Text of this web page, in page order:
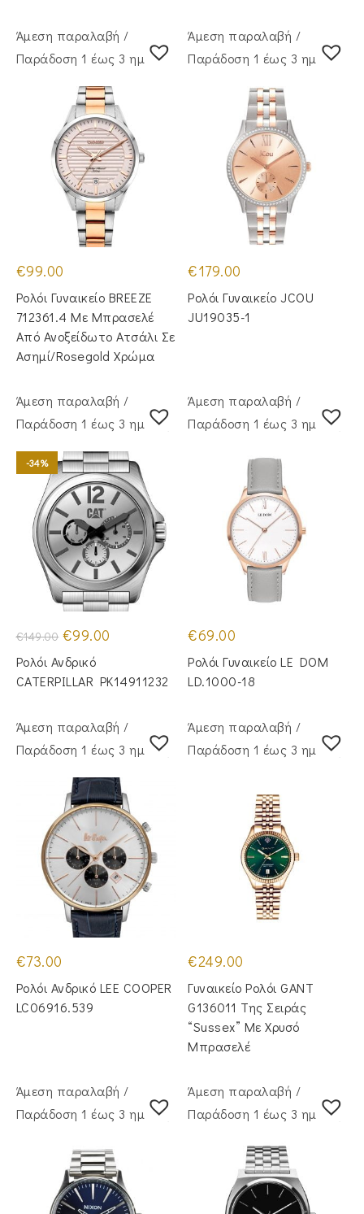
Άμεση παραλαβή /
Παράδoση 1 έως 3 ημέρες
€99.00
Ρολόι Γυναικείο BREEZE
712361.4 Με Μπρασελέ
Από Ανοξείδωτο Ατσάλι Σε
Ασημί/Rosegold Χρώμα
Άμεση παραλαβή /
Παράδoση 1 έως 3 ημέρες
€179.00
Ρολόι Γυναικείο JCOU
JU19035-1
Άμεση παραλαβή /
Παράδoση 1 έως 3 ημέρες
-34%
€149.00 Original
price
was:
€149.00.
€99.00
€99.00.
Ρολόι Ανδρικό
CATERPILLAR PK14911232
Άμεση παραλαβή /
Παράδoση 1 έως 3 ημέρες
€69.00
Ρολόι Γυναικείο LE DOM
LD.1000-18
Άμεση παραλαβή /
Παράδoση 1 έως 3 ημέρες
€73.00
Ρολόι Ανδρικό LEE COOPER
LC06916.539
Άμεση παραλαβή /
Παράδoση 1 έως 3 ημέρες
€249.00
Γυναικείο Ρολόι GANT
G136011 Της Σειράς
“Sussex” Με Χρυσό
Μπρασελέ
Άμεση παραλαβή /
Παράδoση 1 έως 3 ημέρες
Άμεση παραλαβή /
Παράδoση 1 έως 3 ημέρες